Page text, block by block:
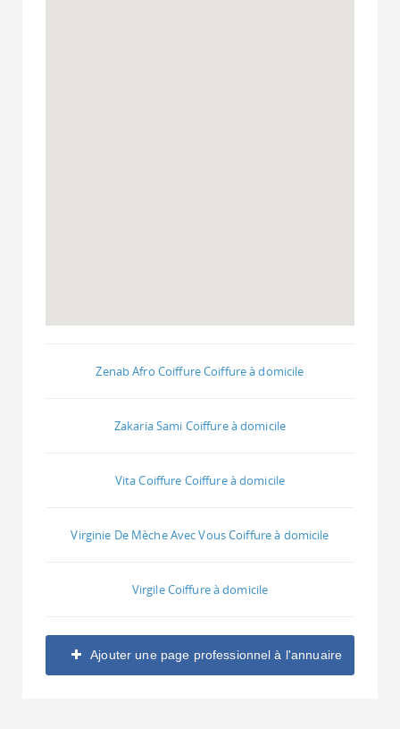
Zenab Afro Coiffure Coiffure à domicile
Zakaria Sami Coiffure à domicile
Vita Coiffure Coiffure à domicile
Virginie De Mèche Avec Vous Coiffure à domicile
Virgile Coiffure à domicile
Ajouter une page professionnel à l'annuaire